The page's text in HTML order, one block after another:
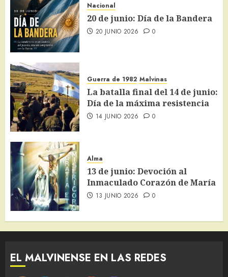
Nacional
20 de junio: Día de la Bandera
20 JUNIO 2026 0
Guerra de 1982 Malvinas
La batalla final del 14 de junio:
Día de la máxima resistencia
14 JUNIO 2026 0
Alma
13 de junio: Devoción al
Inmaculado Corazón de María
13 JUNIO 2026 0
EL MALVINENSE EN LAS REDES